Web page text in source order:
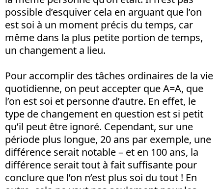
possible d’esquiver cela en arguant que l’on
est soi à un moment précis du temps, car
même dans la plus petite portion de temps,
un changement a lieu.
Pour accomplir des tâches ordinaires de la vie
quotidienne, on peut accepter que A=A, que
l’on est soi et personne d’autre. En effet, le
type de changement en question est si petit
qu’il peut être ignoré. Cependant, sur une
période plus longue, 20 ans par exemple, une
différence serait notable – et en 100 ans, la
différence serait tout à fait suffisante pour
conclure que l’on n’est plus soi du tout ! En